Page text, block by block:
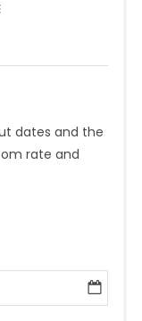
dates and the
rate and